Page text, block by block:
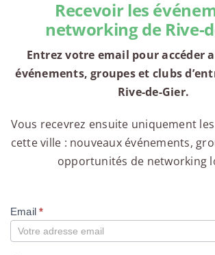
Recevoir les
networking de Rive-
Entrez votre email pour accéder
événements, groupes et clubs
Rive-de-Gier.
Vous recevrez ensuite uniquement
cette ville : nouveaux événements,
opportunités de networking
Compte
Email*